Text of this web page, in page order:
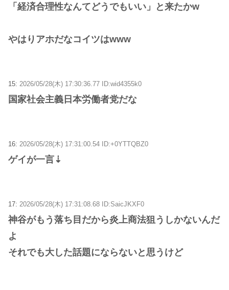
「経済合理性なんてどうでもいい」と来たかw
やはりアホだなコイツはwww
15: 2026/05/28(木) 17:30:36.77 ID:wid4355k0
国家社会主義日本労働者党だな
16: 2026/05/28(木) 17:31:00.54 ID:+0YTTQBZ0
ゲイが一言⇣
17: 2026/05/28(木) 17:31:08.68 ID:SaicJKXF0
神谷がもう落ち目だから炎上商法狙うしかないんだ
よ
それでも大した話題にならないと思うけど